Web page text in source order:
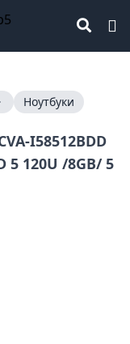
Ноутбуки
I58512BDD
5 120U /8GB/ 5